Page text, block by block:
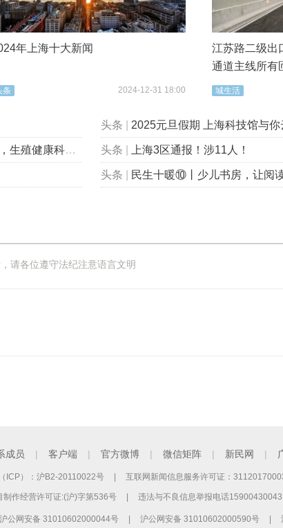
年上海十大新闻
条 2024-12-31 18:00
江苏路二级出
通道主线所有
城生活
头条 2025元旦假期 上海科技馆与你
科普“包会的”！ 头条 上海3区通报！涉11人！
头条 民生十暖⑩丨少儿书房，让阅
请各位遵守法纪注意语言文明
成员 | 客户端 | 官方微博 | 微信矩阵 | 新民网 |
ICP）：沪B2-20110022号 互联网新闻信息服务许可证：
制作经营许可证:(沪)字第536号 违法与不良信息举报电话15900430043
沪公网安备 31010602000044号 沪公网安备 31010602000590号